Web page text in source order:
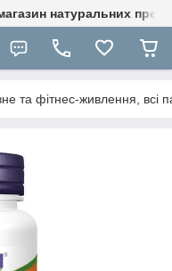
натуральних
та фітнес-живлення, всі